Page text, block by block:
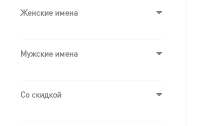
Женские имена
Мужские имена
Со скидкой